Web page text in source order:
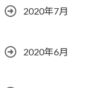
2020年7月
2020年6月